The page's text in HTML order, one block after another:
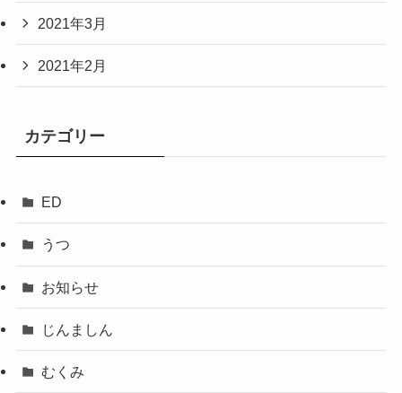
2021年3月
2021年2月
カテゴリー
ED
うつ
お知らせ
じんましん
むくみ